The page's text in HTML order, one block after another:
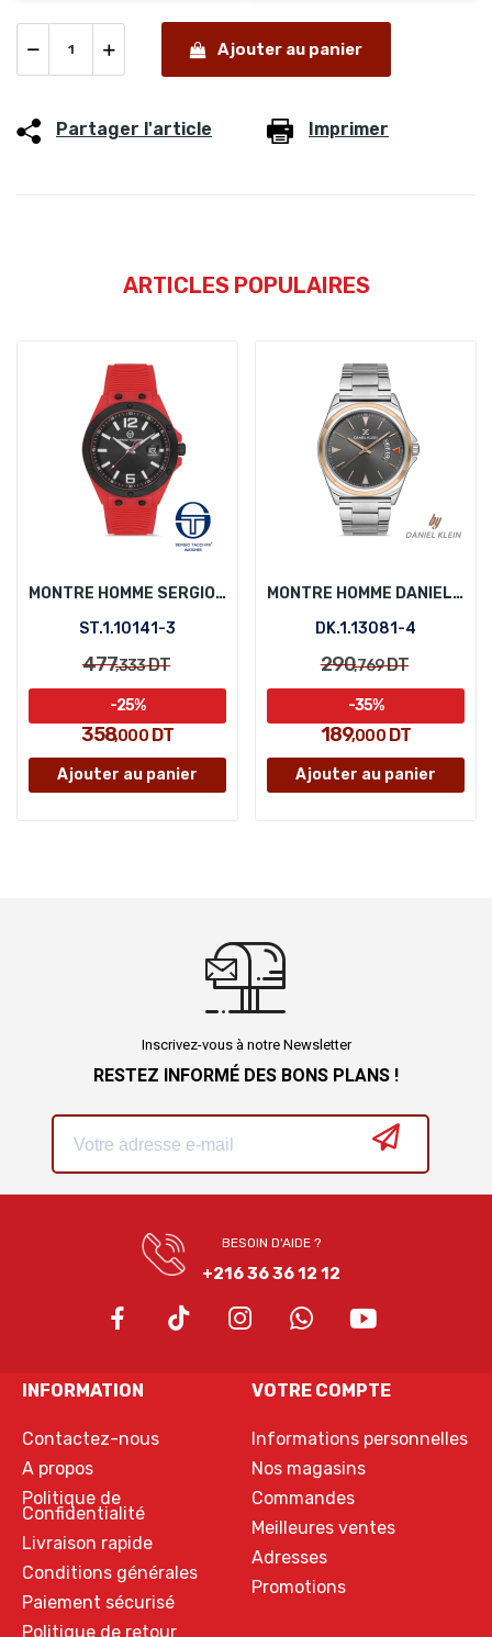
Ajouter au panier
Partager l'article Imprimer
ARTICLES POPULAIRES
MONTRE HOMME SERGIO TACCHINI ST.1.10141-3
ST.1.10141-3
477,333DT
358,000DT
-25%
Ajouter au panier
MONTRE HOMME DANIEL KLEIN DK.1.13081-4
DK.1.13081-4
290,769DT
189,000DT
-35%
Ajouter au panier
Inscrivez-vous à notre Newsletter
RESTEZ INFORMÉ DES BONS PLANS !
BESOIN D'AIDE ?
+216 36 36 12 12
INFORMATION
Contactez-nous
A propos
Politique de
Confidentialité
Livraison rapide
Conditions générales
Paiement sécurisé
Politique de retour
VOTRE COMPTE
Informations personnelles
Nos magasins
Commandes
Meilleures ventes
Adresses
Promotions